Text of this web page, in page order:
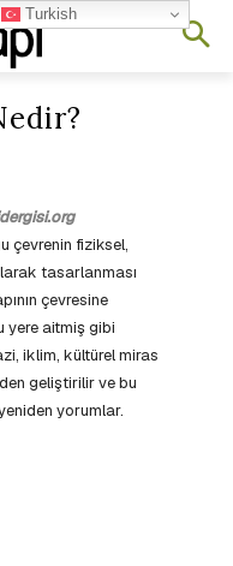
çevrenin fiziksel,
tasarlanması
çevresine
yere aitmiş gibi
iklim, kültürel miras
geliştirilir ve bu
yorumlar.
Turkish